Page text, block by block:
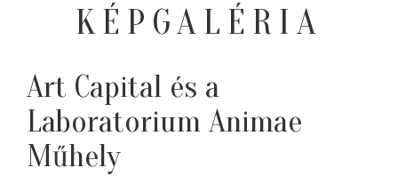
KÉPGALÉRIA
Art Capital és a
Laboratorium Animae
Műhely